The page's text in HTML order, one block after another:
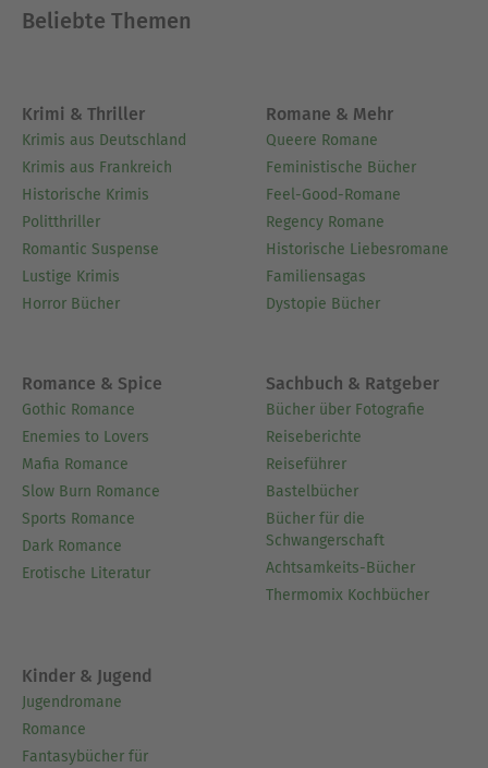
Beliebte Themen
Krimi & Thriller
Krimis aus Deutschland
Krimis aus Frankreich
Historische Krimis
Politthriller
Romantic Suspense
Lustige Krimis
Horror Bücher
Romane & Mehr
Queere Romane
Feministische Bücher
Feel-Good-Romane
Regency Romane
Historische Liebesromane
Familiensagas
Dystopie Bücher
Romance & Spice
Gothic Romance
Enemies to Lovers
Mafia Romance
Slow Burn Romance
Sports Romance
Dark Romance
Erotische Literatur
Sachbuch & Ratgeber
Bücher über Fotografie
Reiseberichte
Reiseführer
Bastelbücher
Bücher für die
Schwangerschaft
Achtsamkeits-Bücher
Thermomix Kochbücher
Kinder & Jugend
Jugendromane
Romance
Fantasybücher für